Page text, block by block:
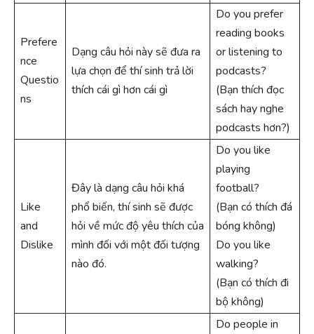
Prefere
nce
Questio
ns
Dạng câu hỏi này sẽ đưa ra
lựa chọn để thí sinh trả lời
thích cái gì hơn cái gì
Do you prefer
reading books
or listening to
podcasts?
(Bạn thích đọc
sách hay nghe
podcasts hơn?)
Like
and
Dislike
Đây là dạng câu hỏi khá
phổ biến, thí sinh sẽ được
hỏi về mức độ yêu thích của
mình đối với một đối tượng
nào đó.
Do you like
playing
football?
(Bạn có thích đá
bóng không)
Do you like
walking?
(Bạn có thích đi
bộ không)
Do people in